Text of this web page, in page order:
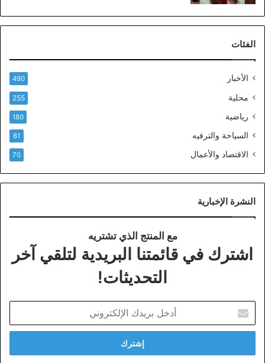
الفئات
الأخبار 490
محلية 255
رياضية 180
السياحة والترفيه 81
الاقتصاد والأعمال 70
النشرة الإخبارية
مع المنتج الذي تشتريه
اشترك في قائمتنا البريدية لتلقي آخر
التحديثات!
بريدك
الإلكتروني